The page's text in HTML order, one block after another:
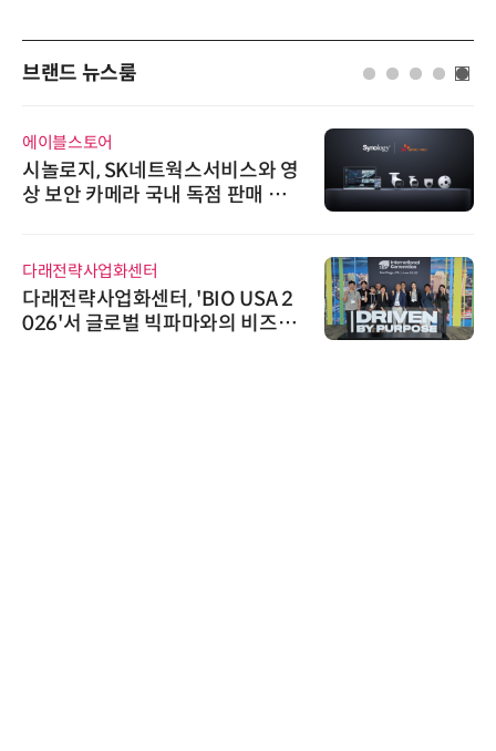
브랜드 뉴스룸
에이블스토어
시놀로지, SK네트웍스서비스와 영
상 보안 카메라 국내 독점 판매 파
다래전략사업화센터
다래전략사업화센터, 'BIO USA 2
026'서 글로벌 빅파마와의 비즈니